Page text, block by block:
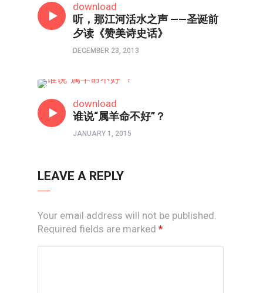
download
听，那江河活水之声 ——圣诞前
夕读《赞美诗史话》
DECEMBER 23, 2013
download
谁说“属羊命不好”？
JANUARY 1, 2015
LEAVE A REPLY
Your email address will not be published.
Required fields are marked *